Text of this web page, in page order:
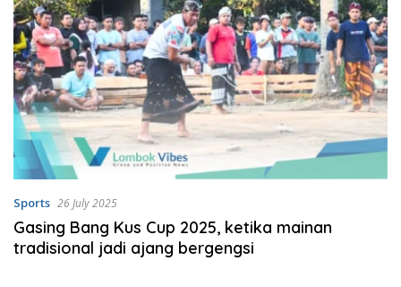
Sports 26 July 2025
Gasing Bang Kus Cup 2025, ketika mainan
tradisional jadi ajang bergengsi